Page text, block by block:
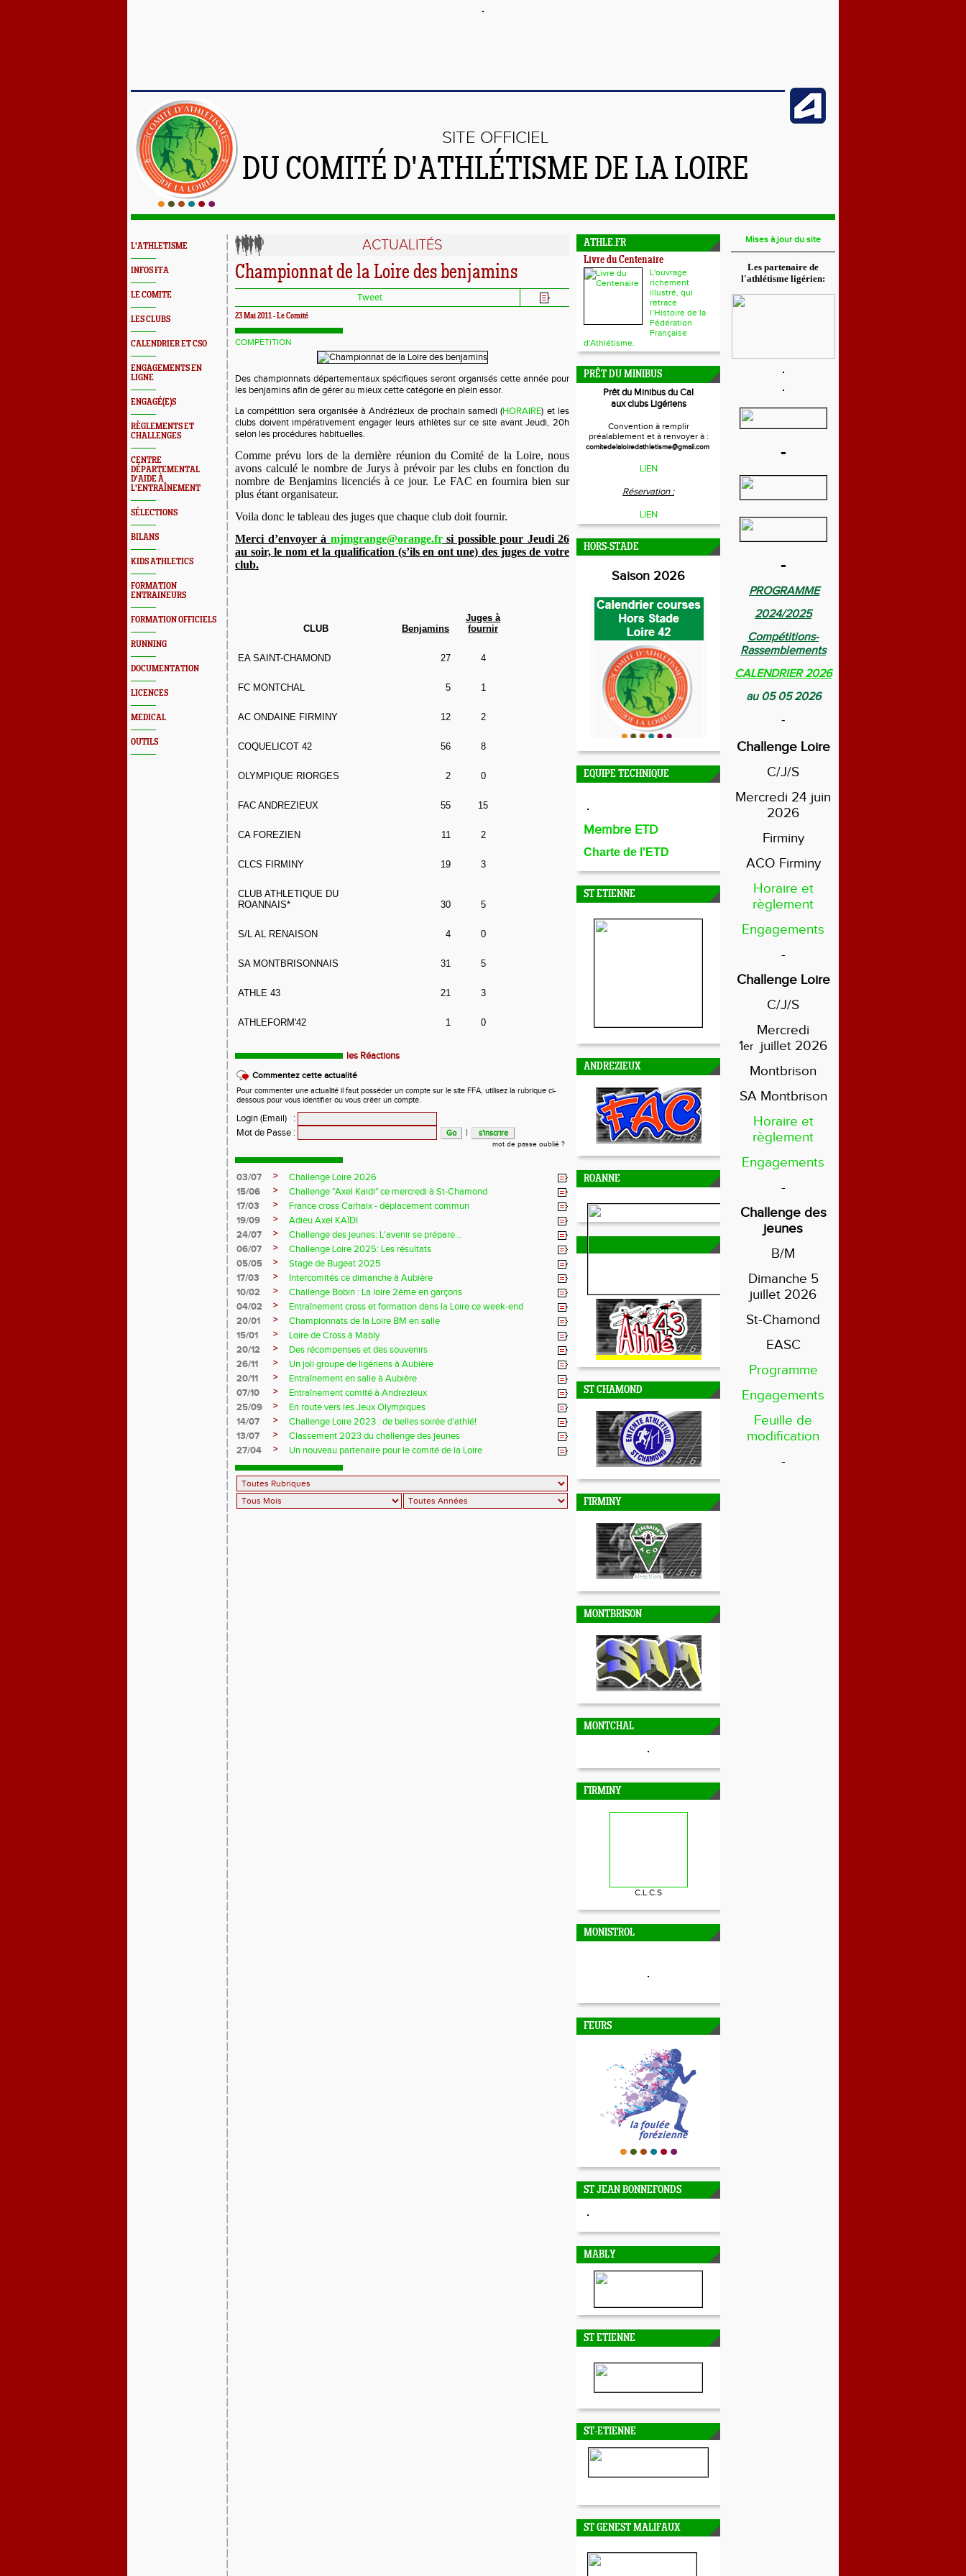
SITE OFFICIEL
DU COMITÉ D'ATHLÉTISME DE LA LOIRE
L'ATHLETISME
INFOS FFA
LE COMITE
LES CLUBS
CALENDRIER ET CSO
ENGAGEMENTS EN
LIGNE
ENGAGÉ(E)S
RÈGLEMENTS ET
CHALLENGES
CENTRE
DÉPARTEMENTAL
D'AIDE À
L'ENTRAÎNEMENT
SÉLECTIONS
BILANS
KIDS ATHLETICS
FORMATION
ENTRAINEURS
FORMATION OFFICIELS
RUNNING
DOCUMENTATION
LICENCES
MEDICAL
OUTILS
ACTUALITÉS
Championnat de la Loire des benjamins
Tweet
23 Mai 2011 - Le Comité
COMPETITION
Des championnats départementaux spécifiques seront organisés cette année pour
les benjamins afin de gérer au mieux cette catégorie en plein essor.
La compétition sera organisée à Andrézieux de prochain samedi (HORAIRE) et les
clubs doivent impérativement engager leurs athlètes sur ce site avant Jeudi, 20h
selon les procédures habituelles.
Comme prévu lors de la dernière réunion du Comité de la Loire, nous
avons calculé le nombre de Jurys à prévoir par les clubs en fonction du
nombre de Benjamins licenciés à ce jour. Le FAC en fournira bien sur
plus étant organisateur.
Voila donc le tableau des juges que chaque club doit fournir.
Merci d’envoyer à mjmgrange@orange.frsi possible pour Jeudi 26
au soir, le nom et la qualification (s’ils en ont une) des juges de votre
club.
CLUB Benjamins
Juges à
fournir
EA SAINT-CHAMOND 27 4
FC MONTCHAL 5 1
AC ONDAINE FIRMINY 12 2
COQUELICOT 42 56 8
OLYMPIQUE RIORGES 2 0
FAC ANDREZIEUX 55 15
CA FOREZIEN 11 2
CLCS FIRMINY 19 3
CLUB ATHLETIQUE DU
ROANNAIS*
30 5
S/L AL RENAISON 4 0
SA MONTBRISONNAIS 31 5
ATHLE 43 21 3
ATHLEFORM'42 1 0
les Réactions
Commentez cette actualité
Pour commenter une actualité il faut posséder un compte sur le site FFA, utilisez la rubrique ci-
dessous pour vous identifier ou vous créer un compte.
Login (Email)
:
Mot de Passe : |
mot de passe oublié ?
03/07 >
Challenge Loire 2026
15/06
>
Challenge "Axel Kaidi" ce mercredi à St-Chamond
17/03
>
France cross Carhaix - déplacement commun
19/09
>
Adieu Axel KAÏDI
24/07
>
Challenge des jeunes: L'avenir se prépare...
06/07
>
Challenge Loire 2025: Les résultats
05/05
>
Stage de Bugeat 2025
17/03
>
Intercomités ce dimanche à Aubière
10/02
>
Challenge Bobin : La loire 2ème en garçons
04/02
>
Entraînement cross et formation dans la Loire ce week-end
20/01
>
Championnats de la Loire BM en salle
15/01
>
Loire de Cross à Mably
20/12
>
Des récompenses et des souvenirs
26/11
>
Un joli groupe de ligériens à Aubière
20/11
>
Entraînement en salle à Aubière
07/10
>
Entraînement comité à Andrezieux
25/09
>
En route vers les Jeux Olympiques
14/07
>
Challenge Loire 2023 : de belles soirée d’athlé!
13/07
>
Classement 2023 du challenge des jeunes
27/04
> Un nouveau partenaire pour le comité de la Loire
ATHLE.FR
Livre du Centenaire
L'ouvrage
richement
illustré, qui
retrace
l’Histoire de la
Fédération
Française
d'Athlétisme.
PRÊT DU MINIBUS
Prêt du Minibus du Cal
aux clubs Ligériens
Convention à remplir
préalablement et à renvoyer à :
comitedelaloiredathletisme@gmail.com
LIEN
Réservation :
LIEN
HORS-STADE
Saison 2026
EQUIPE TECHNIQUE
Membre ETD
Charte de l'ETD
ST ETIENNE
ANDREZIEUX
ROANNE
DUNIERES
ST CHAMOND
FIRMINY
MONTBRISON
MONTCHAL
FIRMINY
C.L.C.S
MONISTROL
FEURS
ST JEAN BONNEFONDS
MABLY
ST ETIENNE
ST-ETIENNE
ST GENEST MALIFAUX
Mises à jour du site
Les partenaire de
l'athlétisme ligérien:
-
-
PROGRAMME
2024/2025
Compétitions-
Rassemblements
CALENDRIER 2026
au 05 05 2026
-
Challenge Loire
C/J/S
Mercredi 24 juin
2026
Firminy
ACO Firminy
Horaire et
règlement
Engagements
-
Challenge Loire
C/J/S
Mercredi
1er juillet 2026
Montbrison
SA Montbrison
Horaire et
règlement
Engagements
-
Challenge des
jeunes
B/M
Dimanche 5
juillet 2026
St-Chamond
EASC
Programme
Engagements
Feuille de
modification
-